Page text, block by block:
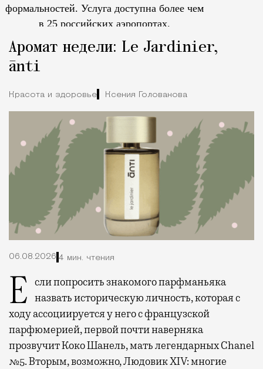
формальностей. Услуга доступна более чем
в 25 российских аэропортах.
Аромат недели: Le Jardinier,
ānti
Красота и здоровье Ксения Голованова
06.08.2026 4 мин. чтения
Если попросить знакомого парфманьяка назвать историческую личность, которая с
ходу ассоциируется у него с французской
парфюмерией, первой почти наверняка
прозвучит Коко Шанель, мать легендарных Chanel
№5. Вторым, возможно, Людовик XIV: многие